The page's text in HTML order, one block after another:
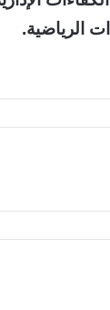
الرياضية.